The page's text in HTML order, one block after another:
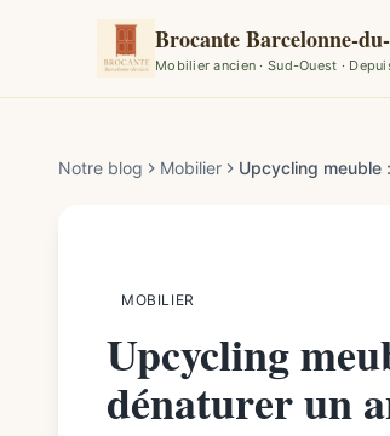
Brocante Barcelonne-
Mobilier ancien · Sud-Ouest ·
Notre blog Mobilier Upcycling meuble
MOBILIER
Upcycling
dénaturer un